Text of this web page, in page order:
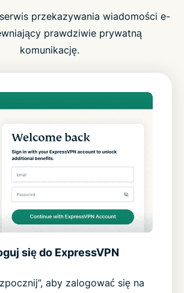
przekazywania wiadomości e-
prawdziwie prywatną
komunikację.
się do ExpressVPN
aby zalogować się na